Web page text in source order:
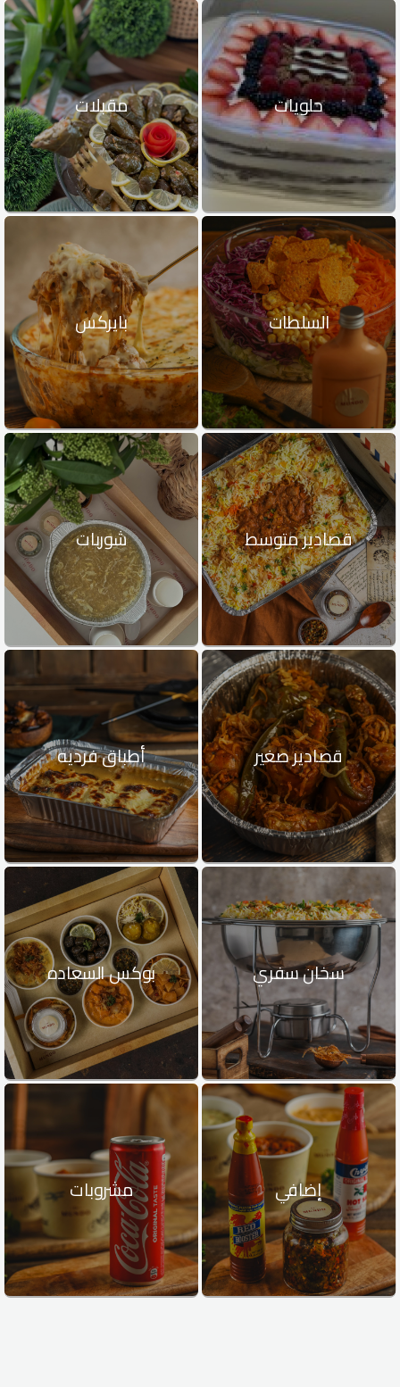
حلويات مقبلات
السلطات بايركس
قصادير متوسط شوربات
قصادير صغير أطباق فرديه
سخان سفري بوكس السعاده
إضافي مشروبات